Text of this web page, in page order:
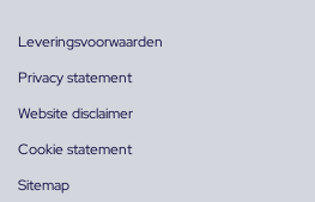
Leveringsvoorwaarden
Privacy statement
Website disclaimer
Cookie statement
Sitemap